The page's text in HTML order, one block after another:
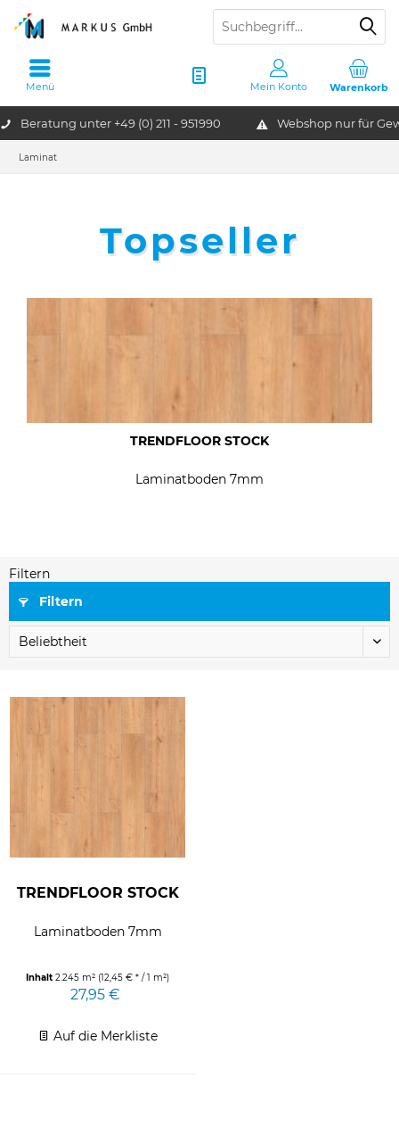
Beratung unter +49 (0) 211 - 951990 Webshop nur für
Warenkorb
Mein Konto
Menü
Laminat
Topseller
TRENDFLOOR STOCK
Laminatboden 7mm
Filtern
Filtern
TRENDFLOOR STOCK
Laminatboden 7mm
Inhalt2.245 m² (12,45 € * / 1 m²)
27,95 €
Auf die Merkliste